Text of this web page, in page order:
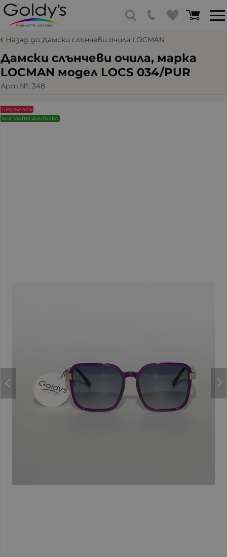
Назад до Дамски слънчеви очила LOCMAN
Дамски слънчеви очила, марка
LOCMAN модел LOCS 034/PUR
Арт.№: 348
ПРОМО -40%
БЕЗПЛАТНА ДОСТАВКА